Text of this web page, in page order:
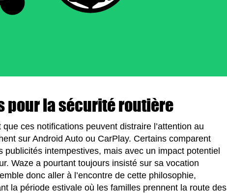
pour la sécurité routière
ces notifications peuvent distraire l’attention au
sur Android Auto ou CarPlay. Certains comparent
publicités intempestives, mais avec un impact potentiel
Waze a pourtant toujours insisté sur sa vocation
donc aller à l’encontre de cette philosophie,
la période estivale où les familles prennent la route des